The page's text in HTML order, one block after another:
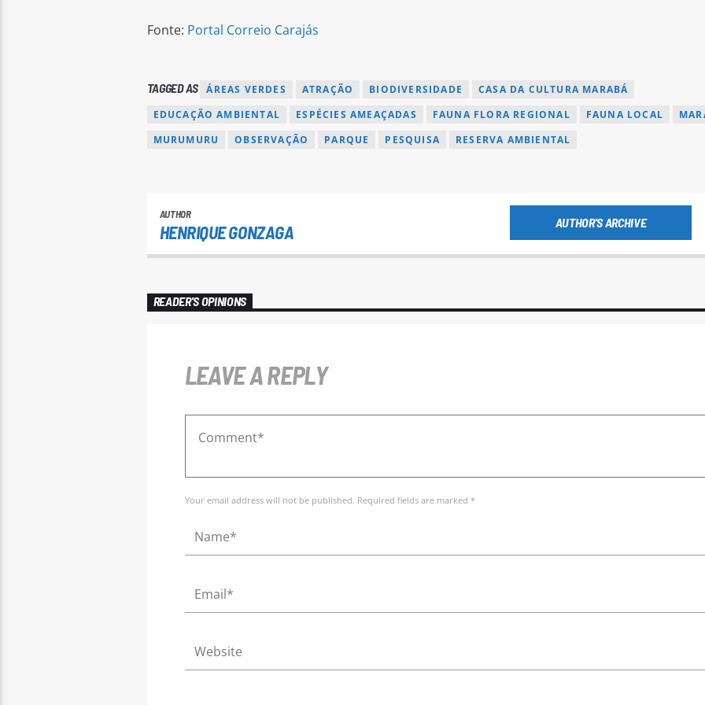
Fonte: Portal Correio Carajás
TAGGED AS ÁREAS VERDES ATRAÇÃO BIODIVERSIDADE
CASA DA CULTURA MARABÁ
EDUCAÇÃO AMBIENTAL
ESPÉCIES AMEAÇADAS FAUNA FLORA REGIONAL FAUNA LOCAL
MURUMURU
OBSERVAÇÃO PARQUE PESQUISA RESERVA AMBIENTAL
AUTHOR
HENRIQUE GONZAGA AUTHOR'S ARCHIVE
READER'S OPINIONS
LEAVE A REPLY
Your email address will not be published. Required fields are marked *